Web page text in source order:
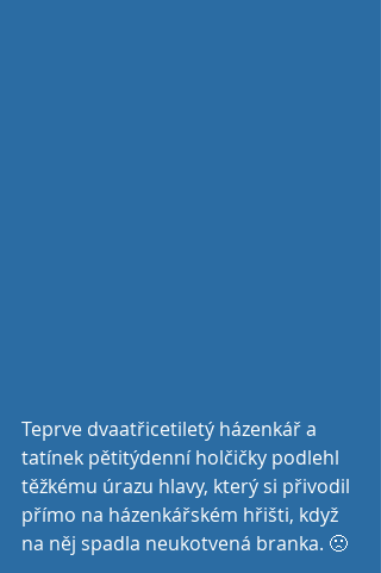
Teprve dvaatřicetiletý házenkář a
tatínek pětitýdenní holčičky podlehl
těžkému úrazu hlavy, který si přivodil
přímo na házenkářském hřišti, když
na něj spadla neukotvená branka. 🙁